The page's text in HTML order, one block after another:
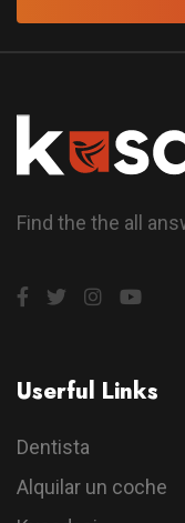
Find the the all
Userful Links
Dentista
Alquilar un coche